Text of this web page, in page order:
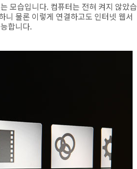
모습입니다. 컴퓨터는 전혀 켜지 않았습
니 물론 이렇게 연결하고도 인터넷 웹서
합니다.